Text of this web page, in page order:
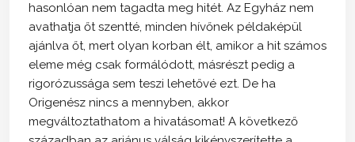
hasonlóan nem tagadta meg hitét. Az Egyház nem
avathatja őt szentté, minden hívőnek példaképül
ajánlva őt, mert olyan korban élt, amikor a hit számos
eleme még csak formálódott, másrészt pedig a
rigorózussága sem teszi lehetővé ezt. De ha
Origenész nincs a mennyben, akkor
megváltoztathatom a hivatásomat! A következő